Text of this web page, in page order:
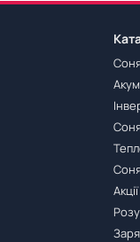
Акції